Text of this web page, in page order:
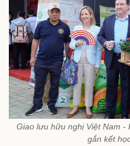
Giao lưu hữu nghị Việt Nam -
gắn kết